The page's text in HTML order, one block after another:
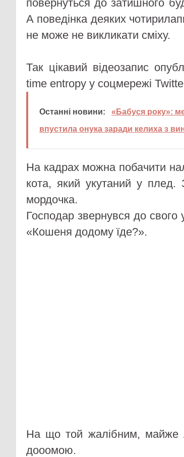
повернуться до затишного
А поведінка деяких
не може не викликати сміху.
Так цікавий відеозапис
time entropy у соцмережі
Останні новини:
«Бабуся року»:
впустила онука заради келиха з
На кадрах можна побачити
кота, який укутаний у плед.
мордочка.
Господар звернувся до свого
«Кошеня додому їде?».
На що той жалібним, майже
дооомою.